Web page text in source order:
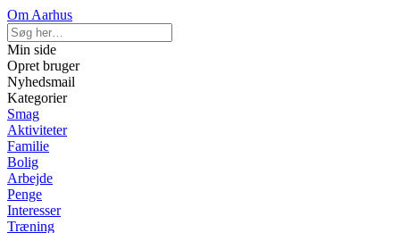
Om Aarhus
Min side
Opret bruger
Nyhedsmail
Kategorier
Smag
Aktiviteter
Familie
Bolig
Arbejde
Penge
Interesser
Træning